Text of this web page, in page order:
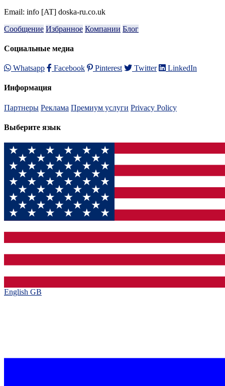
Email: info [AT] doska-ru.co.uk
Сообщение Избранное Компании Блог
Социальные медиа
Whatsapp Facebook Pinterest Twitter LinkedIn
Информация
Партнеры Реклама Премиум услуги Privacy Policy
Выберите язык
English GB‎